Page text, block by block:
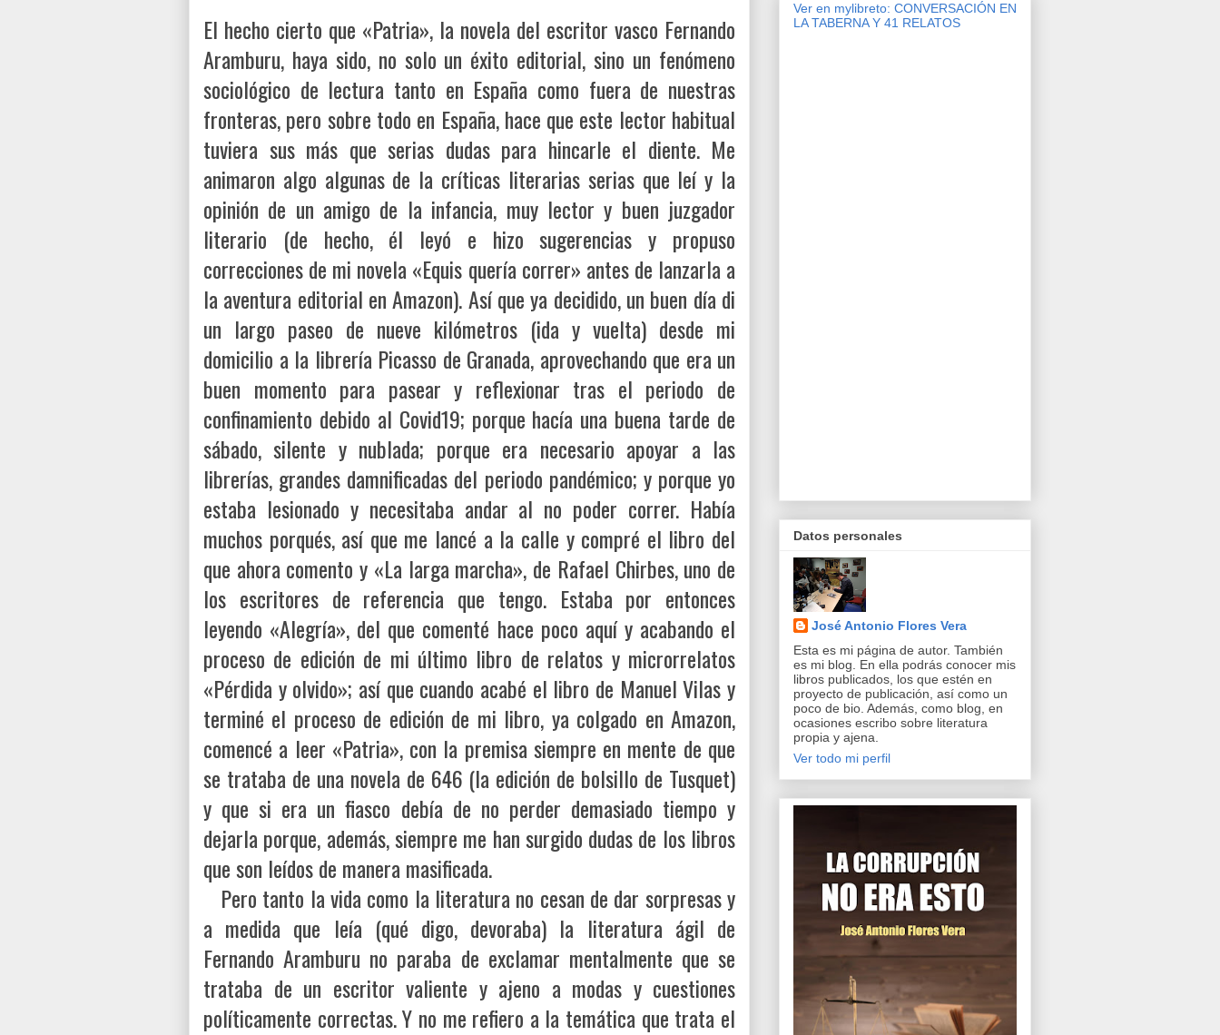
El hecho cierto que «Patria», la novela del escritor vasco Fernando
Aramburu, haya sido, no solo un éxito editorial, sino un fenómeno
sociológico de lectura tanto en España como fuera de nuestras
fronteras, pero sobre todo en España, hace que este lector habitual
tuviera sus más que serias dudas para hincarle el diente. Me
animaron algo algunas de la críticas literarias serias que leí y la
opinión de un amigo de la infancia, muy lector y buen juzgador
literario (de hecho, él leyó e hizo sugerencias y propuso
correcciones de mi novela «Equis quería correr» antes de lanzarla a
la aventura editorial en Amazon). Así que ya decidido, un buen día di
un largo paseo de nueve kilómetros (ida y vuelta) desde mi
domicilio a la librería Picasso de Granada, aprovechando que era un
buen momento para pasear y reflexionar tras el periodo de
confinamiento debido al Covid19; porque hacía una buena tarde de
sábado, silente y nublada; porque era necesario apoyar a las
librerías, grandes damnificadas del periodo pandémico; y porque yo
estaba lesionado y necesitaba andar al no poder correr. Había
muchos porqués, así que me lancé a la calle y compré el libro del
que ahora comento y «La larga marcha», de Rafael Chirbes, uno de
los escritores de referencia que tengo. Estaba por entonces
leyendo «Alegría», del que comenté hace poco aquí y acabando el
proceso de edición de mi último libro de relatos y microrrelatos
«Pérdida y olvido»; así que cuando acabé el libro de Manuel Vilas y
terminé el proceso de edición de mi libro, ya colgado en Amazon,
comencé a leer «Patria», con la premisa siempre en mente de que
se trataba de una novela de 646 (la edición de bolsillo de Tusquet)
y que si era un fiasco debía de no perder demasiado tiempo y
dejarla porque, además, siempre me han surgido dudas de los libros
que son leídos de manera masificada.
Pero tanto la vida como la literatura no cesan de dar sorpresas y
a medida que leía (qué digo, devoraba) la literatura ágil de
Fernando Aramburu no paraba de exclamar mentalmente que se
trataba de un escritor valiente y ajeno a modas y cuestiones
políticamente correctas. Y no me refiero a la temática que trata el
Ver en mylibreto: CONVERSACIÓN EN
LA TABERNA Y 41 RELATOS
Datos personales
José Antonio Flores Vera
Esta es mi página de autor. También
es mi blog. En ella podrás conocer mis
libros publicados, los que estén en
proyecto de publicación, así como un
poco de bio. Además, como blog, en
ocasiones escribo sobre literatura
propia y ajena.
Ver todo mi perfil